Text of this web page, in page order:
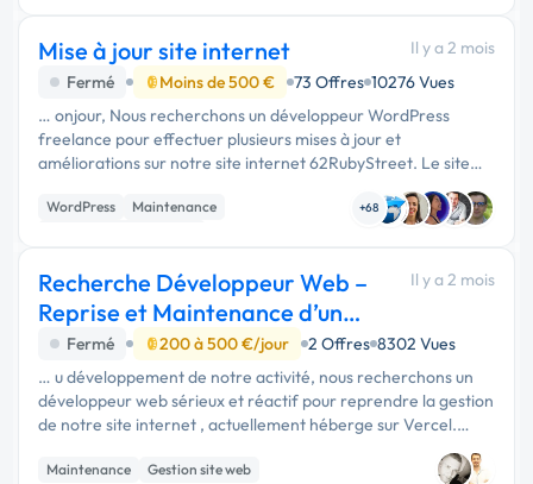
Mise à jour site internet
Il y a 2 mois
Fermé
Moins de 500 € 73 Offres 10276 Vues
… onjour, Nous recherchons un développeur WordPress
freelance pour effectuer plusieurs mises à jour et
améliorations sur notre site internet 62RubyStreet. Le site
est déjà en ligne et fonctionne sous WordPress. Il s'agit
principalement de …
WordPress
Maintenance
+68
Recherche Développeur Web –
Reprise et Maintenance d’un
Site Internet
Il y a 2 mois
Fermé 200 à 500 €/jour 2 Offres 8302 Vues
… u développement de notre activité, nous recherchons un
développeur web sérieux et réactif pour reprendre la gestion
de notre site internet , actuellement héberge sur Vercel.
Suite à une collaboration qui ne répond plus à nos attentes,
nous …
Maintenance Gestion site web